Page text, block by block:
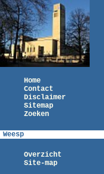
Home
Contact
Disclaimer
Sitemap
Zoeken
Weesp
Overzicht
Site-map